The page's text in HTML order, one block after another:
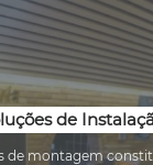
de
de montagem